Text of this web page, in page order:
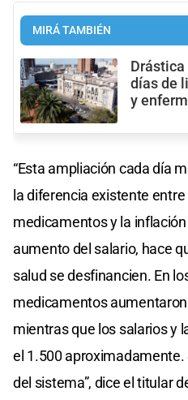
MIRÁ TAMBIÉN
Drástica
días de
y
“Esta ampliación cada día
la diferencia existente
medicamentos y la
aumento del salario, hace
salud se desfinancien. En
medicamentos
mientras que los salarios y
el 1.500
del sistema”, dice el titular